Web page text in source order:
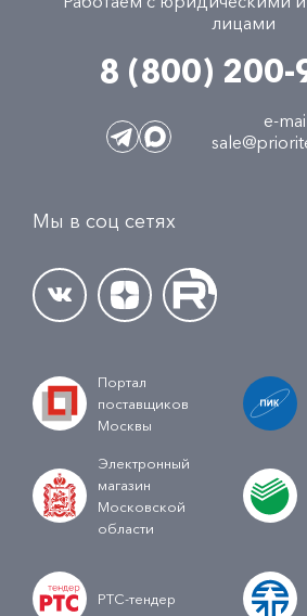
лицами
8 (800) 200-
e-
Мы в соц сетях
Портал
поставщиков
Москвы
Электронный
магазин
Московской
области
РТС-тендер